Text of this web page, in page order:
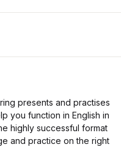
presents and practises
you function in English in
highly successful format
and practice on the right